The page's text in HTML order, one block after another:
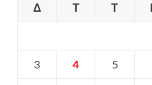
Δ
Τ Τ
3 4 5